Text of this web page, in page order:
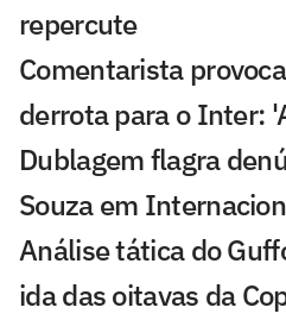
repercute
Comentarista
derrota para o Inter:
Dublagem flagra
Souza em
Análise tática do
ida das oitavas da